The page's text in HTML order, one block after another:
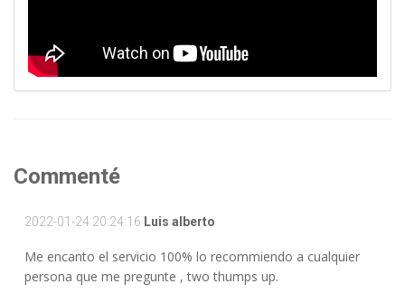
Commenté
2022-01-24 20:24:16 Luis alberto
Me encanto el servicio 100% lo recommiendo a cualquier
persona que me pregunte , two thumps up.